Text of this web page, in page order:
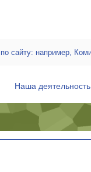
Наша деятельность